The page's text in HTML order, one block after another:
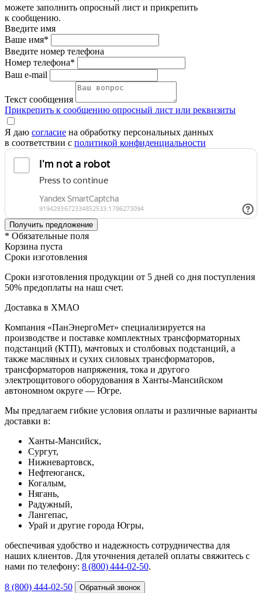
можете заполнить опросный лист и прикрепить
к сообщению.
Введите имя
Ваше имя*
Введите номер телефона
Номер телефона*
Ваш e-mail
Текст сообщения
Прикрепить к сообщению опросный лист или реквизиты
Я даю согласие на обработку персональных данных
в соответствии с политикой конфиденциальности
* Обязательные поля
Корзина пуста
Сроки изготовления
Сроки изготовления продукции от 5 дней со дня поступления
50% предоплаты на наш счет.
Доставка в ХМАО
Компания «ПанЭнергоМет» специализируется на
производстве и поставке комплектных трансформаторных
подстанций (КТП), мачтовых и столбовых подстанций, а
также масляных и сухих силовых трансформаторов,
трансформаторов напряжения, тока и другого
электрощитового оборудования в Ханты‑Мансийском
автономном округе — Югре.
Мы предлагаем гибкие условия оплаты и различные варианты
доставки в:
Ханты‑Мансийск,
Сургут,
Нижневартовск,
Нефтеюганск,
Когалым,
Нягань,
Радужный,
Лангепас,
Урай и другие города Югры,
обеспечивая удобство и надежность сотрудничества для
наших клиентов. Для уточнения деталей оплаты свяжитесь с
нами по телефону: 8 (800) 444‑02‑50.
8 (800) 444-02-50